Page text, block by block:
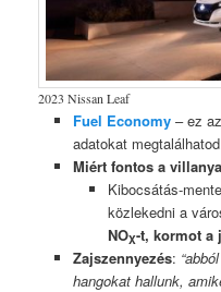
2023 Nissan Leaf
Fuel Economy– ez
adatokat
Miért fontos a
Kibocsátás-
közlekedni a
NOX-t, kormot a
Zajszennyezés:
hangokat hallunk,